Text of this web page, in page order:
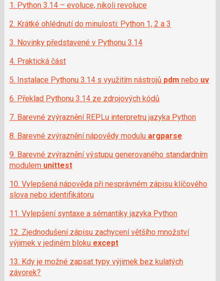
1. Python 3.14 – evoluce, nikoli revoluce
2. Krátké ohlédnutí do minulosti: Python 1, 2 a 3
3. Novinky představené v Pythonu 3.14
4. Praktická část
5. Instalace Pythonu 3.14 s využitím nástrojů pdm nebo uv
6. Překlad Pythonu 3.14 ze zdrojových kódů
7. Barevné zvýraznění REPLu interpretru jazyka Python
8. Barevné zvýraznění nápovědy modulu argparse
9. Barevné zvýraznění výstupu generovaného standardním
modulem unittest
10. Vylepšená nápověda při nesprávném zápisu klíčového
slova nebo identifikátoru
11. Vylepšení syntaxe a sémantiky jazyka Python
12. Zjednodušení zápisu zachycení většího množství
výjimek v jediném bloku except
13. Kdy je možné zapsat typy výjimek bez kulatých
závorek?